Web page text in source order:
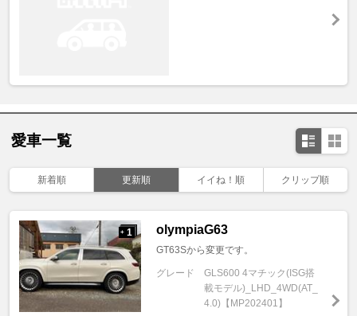
愛車一覧
新着順 更新順 イイね！順 クリップ順
+ 1 olympiaG63
GT63Sから変更です。
グレード
GLS600 4マチック(ISG搭
載モデル)_LHD_4WD(AT_
4.0)【MP202401】